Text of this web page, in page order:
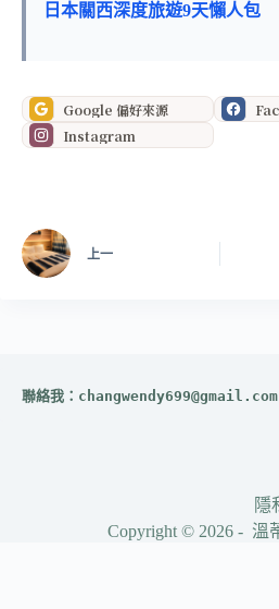
日本關西深度旅遊9天懶人包
Google 偏好來源
Instagram
上一
聯絡我： changwendy699@gmail.com
隱
Copyright © 2026 - 溫